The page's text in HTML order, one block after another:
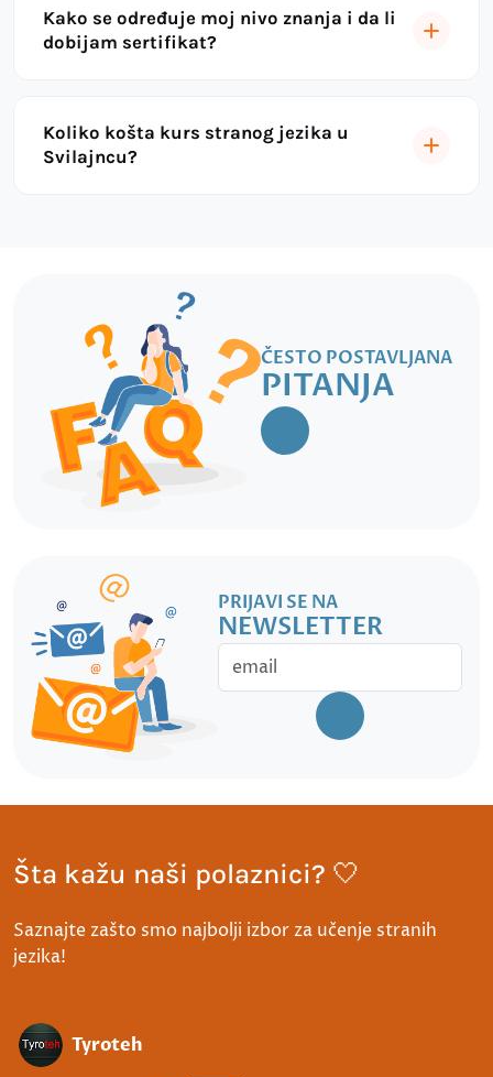
Kako se određuje moj nivo znanja i da li
dobijam sertifikat?
Koliko košta kurs stranog jezika u
Svilajncu?
ČESTO POSTAVLJANA
PITANJA
PRIJAVI SE NA
NEWSLETTER
Šta kažu naši polaznici? 🤍
Saznajte zašto smo najbolji izbor za učenje stranih
jezika!
Tyroteh